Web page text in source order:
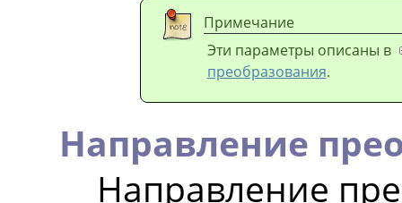
Примечание
Эти параметры описаны в
преобразования.
Направление
Направление